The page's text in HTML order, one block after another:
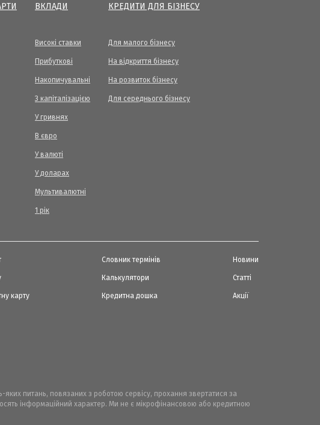
ВКЛАДИ
Високі ставки
Прибуткові
Накопичувальні
З капіталізацією
У гривнях
В євро
У валюті
У доларах
Мультивалютні
1 рік
КРЕДИТИ ДЛЯ БІЗНЕСУ
Для малого бізнесу
На відкриття бізнесу
На розвиток бізнесу
Для середнього бізнесу
карту
Словник термінів
Калькулятори
Кредитна дошка
Новини
Статті
Акції
питань, повязаних з роботою сервісу, прохання звертатися за
інформаційний характер. Ми не є мікрофінансовою або кредитною